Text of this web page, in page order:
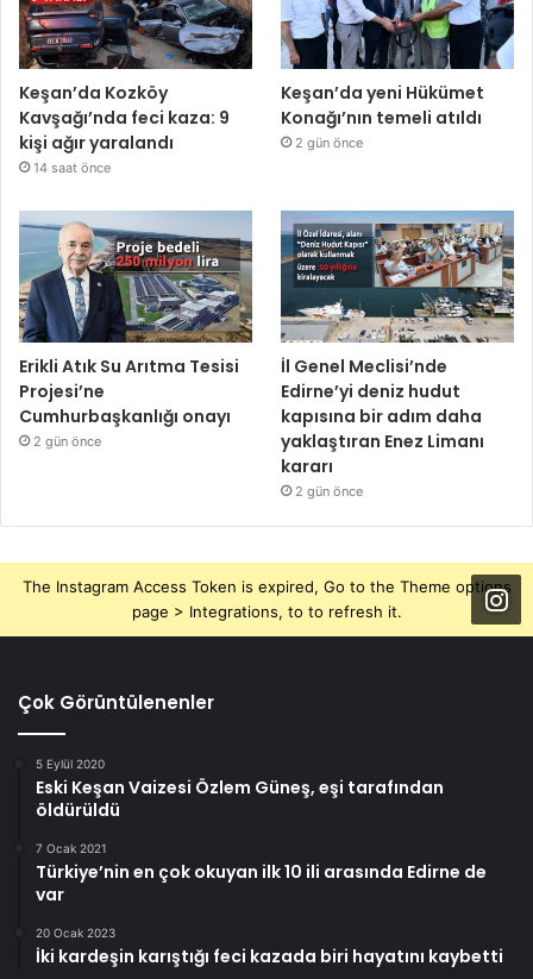
Keşan’da Kozköy
Kavşağı’nda feci kaza: 9
kişi ağır yaralandı
14 saat önce
Keşan’da yeni Hükümet
Konağı’nın temeli atıldı
2 gün önce
Erikli Atık Su Arıtma Tesisi
Projesi’ne
Cumhurbaşkanlığı onayı
2 gün önce
İl Genel Meclisi’nde
Edirne’yi deniz hudut
kapısına bir adım daha
yaklaştıran Enez Limanı
kararı
2 gün önce
The Instagram Access Token is expired, Go to the Theme options
page > Integrations, to to refresh it.
Çok Görüntülenenler
5 Eylül 2020
Eski Keşan Vaizesi Özlem Güneş, eşi tarafından
öldürüldü
7 Ocak 2021
Türkiye’nin en çok okuyan ilk 10 ili arasında Edirne de
var
20 Ocak 2023
İki kardeşin karıştığı feci kazada biri hayatını kaybetti